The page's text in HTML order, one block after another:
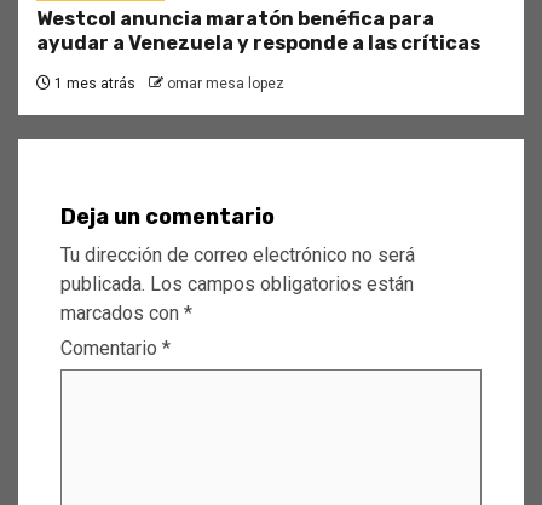
Westcol anuncia maratón benéfica para
ayudar a Venezuela y responde a las críticas
1 mes atrás omar mesa lopez
Deja un comentario
Tu dirección de correo electrónico no será
publicada. Los campos obligatorios están
marcados con *
Comentario *